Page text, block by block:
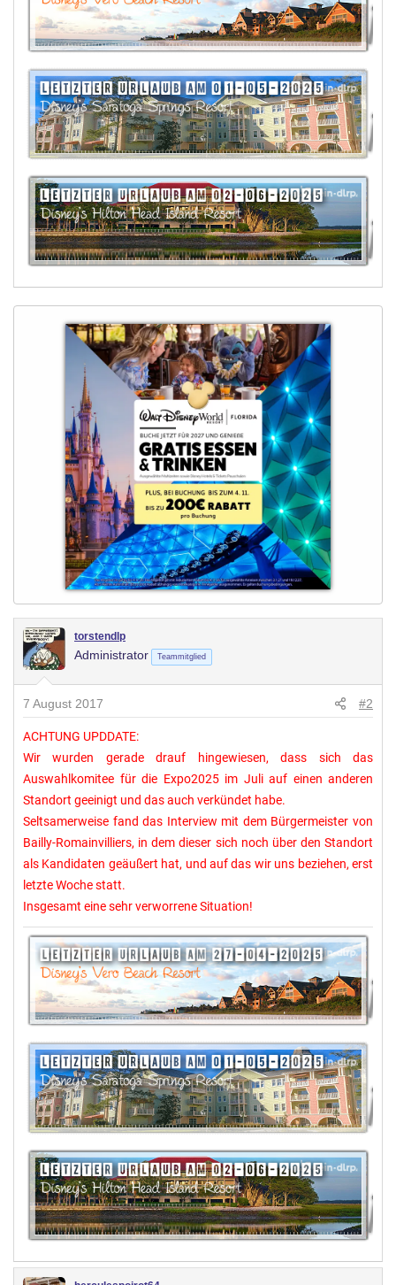
torstendlp
Administrator Teammitglied
7 August 2017 #2
ACHTUNG UPDDATE:
Wir wurden gerade drauf hingewiesen, dass sich das
Auswahlkomitee für die Expo2025 im Juli auf einen anderen
Standort geeinigt und das auch verkündet habe.
Seltsamerweise fand das Interview mit dem Bürgermeister von
Bailly-Romainvilliers, in dem dieser sich noch über den Standort
als Kandidaten geäußert hat, und auf das wir uns beziehen, erst
letzte Woche statt.
Insgesamt eine sehr verworrene Situation!